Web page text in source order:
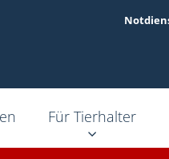
Für Tierhalter